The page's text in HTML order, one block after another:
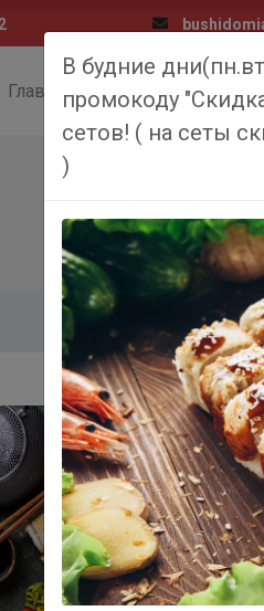
Главная Меню
О
В будние
промокоду
сетов! ( на сеты
)